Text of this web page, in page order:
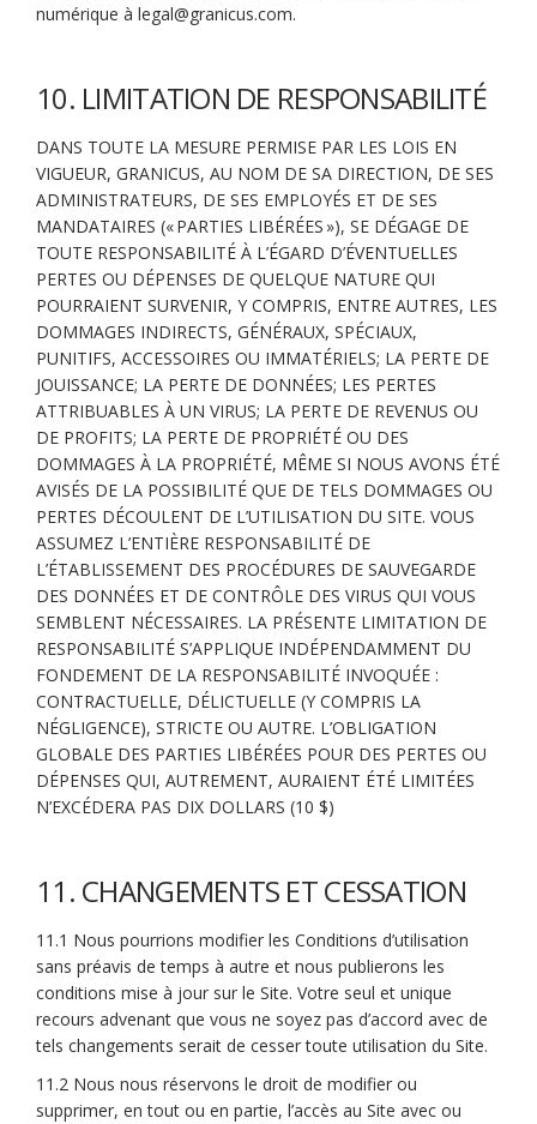
numérique à legal@granicus.com.
10. LIMITATION DE RESPONSABILITÉ
DANS TOUTE LA MESURE PERMISE PAR LES LOIS EN
VIGUEUR, GRANICUS, AU NOM DE SA DIRECTION, DE SES
ADMINISTRATEURS, DE SES EMPLOYÉS ET DE SES
MANDATAIRES (« PARTIES LIBÉRÉES »), SE DÉGAGE DE
TOUTE RESPONSABILITÉ À L’ÉGARD D’ÉVENTUELLES
PERTES OU DÉPENSES DE QUELQUE NATURE QUI
POURRAIENT SURVENIR, Y COMPRIS, ENTRE AUTRES, LES
DOMMAGES INDIRECTS, GÉNÉRAUX, SPÉCIAUX,
PUNITIFS, ACCESSOIRES OU IMMATÉRIELS; LA PERTE DE
JOUISSANCE; LA PERTE DE DONNÉES; LES PERTES
ATTRIBUABLES À UN VIRUS; LA PERTE DE REVENUS OU
DE PROFITS; LA PERTE DE PROPRIÉTÉ OU DES
DOMMAGES À LA PROPRIÉTÉ, MÊME SI NOUS AVONS ÉTÉ
AVISÉS DE LA POSSIBILITÉ QUE DE TELS DOMMAGES OU
PERTES DÉCOULENT DE L’UTILISATION DU SITE. VOUS
ASSUMEZ L’ENTIÈRE RESPONSABILITÉ DE
L’ÉTABLISSEMENT DES PROCÉDURES DE SAUVEGARDE
DES DONNÉES ET DE CONTRÔLE DES VIRUS QUI VOUS
SEMBLENT NÉCESSAIRES. LA PRÉSENTE LIMITATION DE
RESPONSABILITÉ S’APPLIQUE INDÉPENDAMMENT DU
FONDEMENT DE LA RESPONSABILITÉ INVOQUÉE :
CONTRACTUELLE, DÉLICTUELLE (Y COMPRIS LA
NÉGLIGENCE), STRICTE OU AUTRE. L’OBLIGATION
GLOBALE DES PARTIES LIBÉRÉES POUR DES PERTES OU
DÉPENSES QUI, AUTREMENT, AURAIENT ÉTÉ LIMITÉES
N’EXCÉDERA PAS DIX DOLLARS (10 $)
11. CHANGEMENTS ET CESSATION
11.1 Nous pourrions modifier les Conditions d’utilisation
sans préavis de temps à autre et nous publierons les
conditions mise à jour sur le Site. Votre seul et unique
recours advenant que vous ne soyez pas d’accord avec de
tels changements serait de cesser toute utilisation du Site.
11.2 Nous nous réservons le droit de modifier ou
supprimer, en tout ou en partie, l’accès au Site avec ou